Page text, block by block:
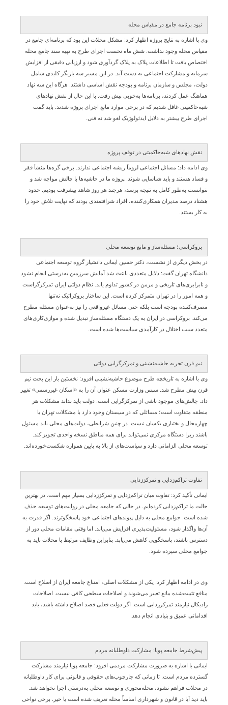
نبود برنامه جامع در مقیاس محله
وی با اشاره به نتایج پروژه اظهار کرد: مشکل محلات این بود که برنامه‌ای جامع در
مقیاس محله وجود نداشت. شش ماه نخست اجرای طرح به تهیه سند جامع محله
اختصاص یافت تا اطلاعات پلاک به پلاک گردآوری شود و ارزیابی دقیقی از افزایش
سرمایه و مشارکت اجتماعی به دست آید. در این مسیر سه بازیگر کلیدی شامل
دولت، مجلس و سازمان برنامه و بودجه نقش اساسی داشتند. هرگاه این سه نهاد
هماهنگ عمل کردند، برنامه‌ها به‌خوبی پیش رفت. با این حال از نقش نهادهای
شبه‌حاکمیتی غافل شدیم که در برخی موارد مانع اجرای پروژه شدند. باید گفت
اجرای طرح بیشتر به دلایل ایدئولوژیک لغو شد نه فنی.
نقش نهادهای شبه‌حاکمیتی در توقف پروژه
وی ادامه داد: مسائل اجتماعی لزوماً ریشه اجتماعی ندارند. برخی گره‌ها منشأ فقر
و فساد هستند و باید شناسایی شوند. پروژه ما در حاشیه‌ها با چالش مواجه شد و
نتوانست به‌طور کامل به نتیجه برسد، هرچند هر روز شاهد پیشرفت بودیم. حدود
هشتاد درصد مدیران همکاری‌کننده، افراد شرافتمندی بودند که نهایت تلاش خود را
به کار بستند.
بروکراسی؛ مسئله‌ساز و مانع توسعه محلی
در بخش دیگری از نشست، دکتر حسین ایمانی دانشیار گروه توسعه اجتماعی
دانشگاه تهران گفت: دلایل متعددی باعث شد آمایش سرزمین به‌درستی انجام نشود
و نابرابری‌های تاریخی و مزمن در کشور تداوم یابد. نظام دولتی ایران تمرکزگراست
و همه امور را در تهران متمرکز کرده است. این ساختار بروکراتیک نه‌تنها
مصرف‌کننده بودجه است بلکه حتی مسائل غیرواقعی را نیز به‌عنوان مسئله مطرح
می‌کند. بروکراسی در ایران به یک دستگاه مسئله‌ساز تبدیل شده و موازی‌کاری‌های
متعدد سبب اختلال در کارآمدی سیاست‌ها شده است.
نیم قرن تجربه حاشیه‌نشینی و تمرکزگرایی دولتی
وی با اشاره به تاریخچه طرح موضوع حاشیه‌نشینی افزود: نخستین بار این بحث نیم
قرن پیش مطرح شد. سپس وزارت مسکن عنوان آن را به «اسکان غیررسمی» تغییر
داد. چالش‌های موجود ناشی از تمرکزگرایی است. دولت باید بداند مشکلات هر
منطقه متفاوت است؛ مسائلی که در سیستان وجود دارد با مشکلات تهران یا
چهارمحال و بختیاری یکسان نیست. در چنین شرایطی، دولت‌های محلی باید مسئول
باشند زیرا دستگاه مرکزی نمی‌تواند برای همه مناطق نسخه واحدی تجویز کند.
توسعه محلی الزاماتی دارد و سیاست‌های از بالا به پایین همواره شکست‌خورده‌اند.
تفاوت تراکم‌زدایی و تمرکززدایی
ایمانی تأکید کرد: تفاوت میان تراکم‌زدایی و تمرکززدایی بسیار مهم است. در بهترین
حالت ما تراکم‌زدایی کرده‌ایم. در حالی که جامعه محلی در روایت‌های توسعه حذف
شده است. جوامع محلی به دلیل پیوندهای اجتماعی خود پاسخگوترند. اگر قدرت به
آن‌ها واگذار شود، مسئولیت‌پذیری افزایش می‌یابد. اما وقتی مقامات محلی دور از
دسترس باشند، پاسخگویی کاهش می‌یابد. بنابراین وظایف مرتبط با محلات باید به
جوامع محلی سپرده شود.
وی در ادامه اظهار کرد: یکی از مشکلات اصلی، امتناع جامعه ایران از اصلاح است.
منافع تثبیت‌شده مانع تغییر می‌شوند و اصلاحات سطحی کافی نیست. اصلاحات
رادیکال نیازمند تمرکززدایی است. اگر دولت فعلی قصد اصلاح داشته باشد، باید
اقداماتی عمیق و بنیادی انجام دهد.
پیش‌شرط جامعه پویا: مشارکت داوطلبانه مردم
ایمانی با اشاره به ضرورت مشارکت مردمی افزود: جامعه پویا نیازمند مشارکت
گسترده مردم است. تا زمانی که چارچوب‌های حقوقی و قانونی برای کار داوطلبانه
در محلات فراهم نشود، محله‌محوری و توسعه محلی به‌درستی اجرا نخواهد شد.
باید دید آیا در قانون و شهرداری اساساً محله تعریف شده است یا خیر. برخی نواحی